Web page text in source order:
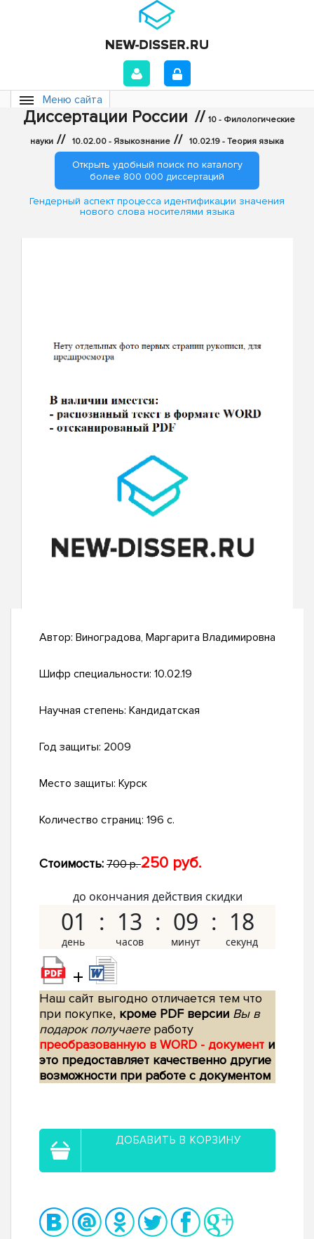
Меню сайта
Диссертации России // 10 - Филологические
науки // 10.02.00 - Языкознание // 10.02.19 - Теория языка
Открыть удобный поиск по каталогу
более 800 000 диссертаций
Гендерный аспект процесса идентификации значения
нового слова носителями языка
Автор: Виноградова, Маргарита Владимировна
Шифр специальности: 10.02.19
Научная степень: Кандидатская
Год защиты: 2009
Место защиты: Курск
Количество страниц: 196 с.
Стоимость: 700 р.250 руб.
до окончания действия скидки
01 13 09 17
+
Наш сайт выгодно отличается тем что
при покупке, кроме PDF версии Вы в
подарок получаетеработу
преобразованную в WORD - документ и
это предоставляет качественно другие
возможности при работе с документом
ДОБАВИТЬ В КОРЗИНУ